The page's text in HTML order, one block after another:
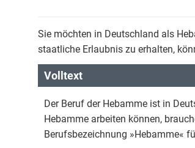
Sie möchten in Deutschland als
staatliche Erlaubnis zu erhalten,
Volltext
Der Beruf der Hebamme ist in
Hebamme arbeiten können,
Berufsbezeichnung »Hebamme«